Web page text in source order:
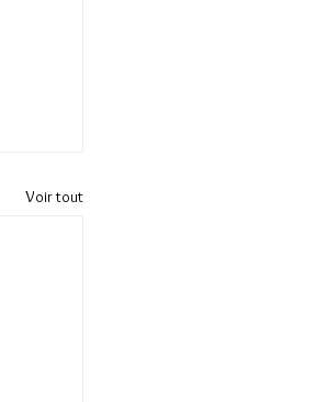
Voir tout